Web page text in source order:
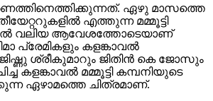
ഏഴു മാസത്തെ
എത്തുന്ന മമ്മൂട്ടി
വലിയ ആവേശത്തോടെയാണ്
പ്രേമികളും കളങ്കാവൽ
ജിഷ്ണു ശ്രീകുമാറും ജിതിൻ കെ ജോസും
കളങ്കാവൽ മമ്മൂട്ടി കമ്പനിയുടെ
ഏഴാമത്തെ ചിത്രമാണ്.